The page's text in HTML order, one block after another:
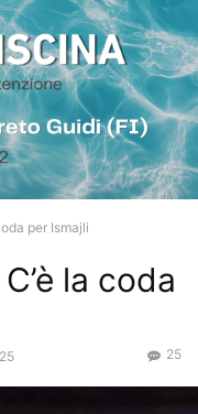
per Ismajli
la coda
25